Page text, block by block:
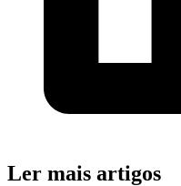
Ler mais artigos